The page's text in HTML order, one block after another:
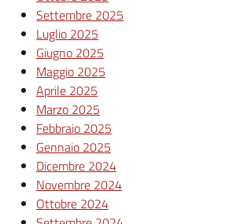
Settembre 2025
Luglio 2025
Giugno 2025
Maggio 2025
Aprile 2025
Marzo 2025
Febbraio 2025
Gennaio 2025
Dicembre 2024
Novembre 2024
Ottobre 2024